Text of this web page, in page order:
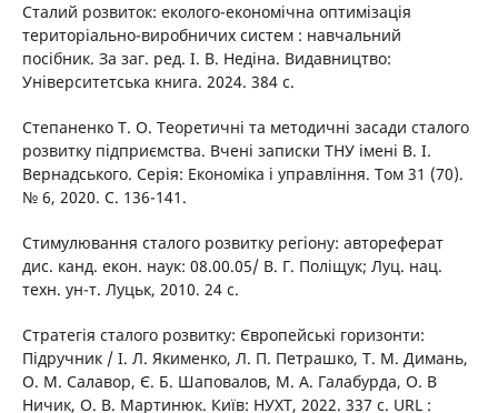
Сталий розвиток: еколого-економічна оптимізація
територіально-виробничих систем : навчальний
посібник. За заг. ред. І. В. Недіна. Видавництво:
Університетська книга. 2024. 384 с.
Степаненко Т. О. Теоретичні та методичні засади сталого
розвитку підприємства. Вчені записки ТНУ імені В. І.
Вернадського. Серія: Економіка і управління. Том 31 (70).
№ 6, 2020. С. 136-141.
Стимулювання сталого розвитку регіону: автореферат
дис. канд. екон. наук: 08.00.05/ В. Г. Поліщук; Луц. нац.
техн. ун-т. Луцьк, 2010. 24 c.
Стратегія сталого розвитку: Європейські горизонти:
Підручник / І. Л. Якименко, Л. П. Петрашко, Т. М. Димань,
О. М. Салавор, Є. Б. Шаповалов, М. А. Галабурда, О. В
Ничик, О. В. Мартинюк. Київ: НУХТ, 2022. 337 с. URL :